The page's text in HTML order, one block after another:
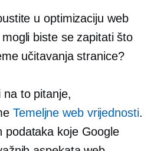
u optimizaciju web
biste se zapitati što
učitavanja stranice?
na to pitanje,
Temeljne web vrijednosti.
podataka koje Google